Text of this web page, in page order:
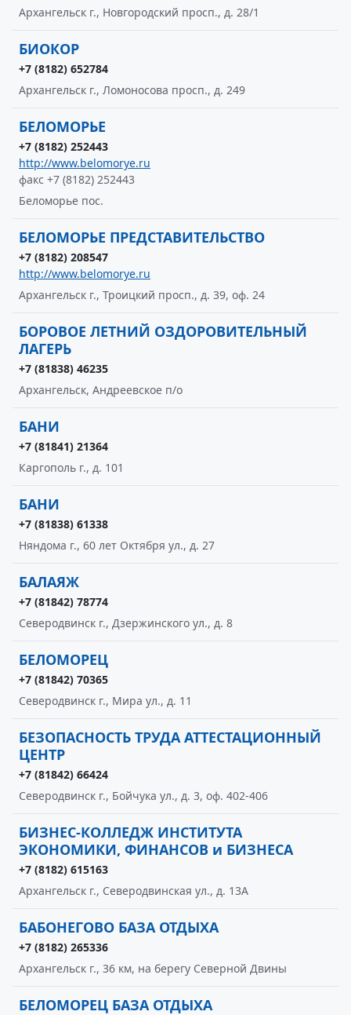
Архангельск г., Новгородский просп., д. 28/1
БИОКОР
+7 (8182) 652784
Архангельск г., Ломоносова просп., д. 249
БЕЛОМОРЬЕ
+7 (8182) 252443
http://www.belomorye.ru
факс +7 (8182) 252443
Беломорье пос.
БЕЛОМОРЬЕ ПРЕДСТАВИТЕЛЬСТВО
+7 (8182) 208547
http://www.belomorye.ru
Архангельск г., Троицкий просп., д. 39, оф. 24
БОРОВОЕ ЛЕТНИЙ ОЗДОРОВИТЕЛЬНЫЙ
ЛАГЕРЬ
+7 (81838) 46235
Архангельск, Андреевское п/о
БАНИ
+7 (81841) 21364
Каргополь г., д. 101
БАНИ
+7 (81838) 61338
Няндома г., 60 лет Октября ул., д. 27
БАЛАЯЖ
+7 (81842) 78774
Северодвинск г., Дзержинского ул., д. 8
БЕЛОМОРЕЦ
+7 (81842) 70365
Северодвинск г., Мира ул., д. 11
БЕЗОПАСНОСТЬ ТРУДА АТТЕСТАЦИОННЫЙ
ЦЕНТР
+7 (81842) 66424
Северодвинск г., Бойчука ул., д. 3, оф. 402-406
БИЗНЕС-КОЛЛЕДЖ ИНСТИТУТА
ЭКОНОМИКИ, ФИНАНСОВ и БИЗНЕСА
+7 (8182) 615163
Архангельск г., Северодвинская ул., д. 13А
БАБОНЕГОВО БАЗА ОТДЫХА
+7 (8182) 265336
Архангельск г., 36 км, на берегу Северной Двины
БЕЛОМОРЕЦ БАЗА ОТДЫХА